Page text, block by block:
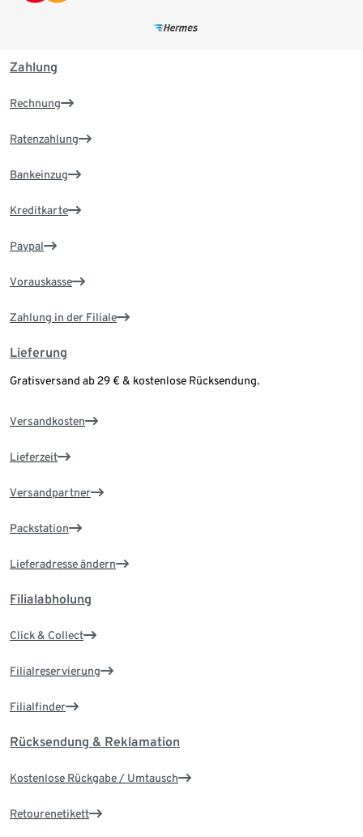
Zahlung
Rechnung
Ratenzahlung
Bankeinzug
Kreditkarte
Paypal
Vorauskasse
Zahlung in der Filiale
Lieferung
Gratisversand ab 29 € & kostenlose Rücksendung.
Versandkosten
Lieferzeit
Versandpartner
Packstation
Lieferadresse ändern
Filialabholung
Click & Collect
Filialreservierung
Filialfinder
Rücksendung & Reklamation
Kostenlose Rückgabe / Umtausch
Retourenetikett